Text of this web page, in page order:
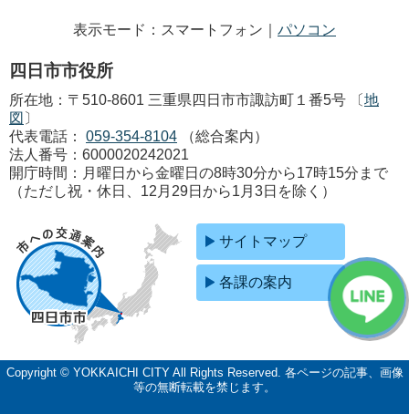
表示モード：スマートフォン｜ パソコン
四日市市役所
所在地：〒510-8601 三重県四日市市諏訪町１番5号 〔地
図 〕
代表電話：
059-354-8104
（総合案内）
法人番号：6000020242021
開庁時間：月曜日から金曜日の8時30分から17時15分まで
（ただし祝・休日、12月29日から1月3日を除く）
サイトマップ
各課の案内
Copyright © YOKKAICHI CITY All Rights Reserved. 各ページの記事、画像
等の無断転載を禁じます。